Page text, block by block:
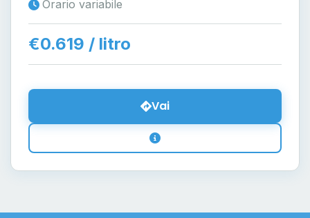
Orario variabile
€0.619 / litro
Vai